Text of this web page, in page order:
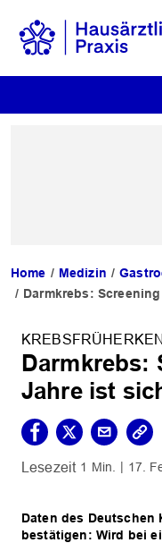
Home Medizin
Darmkrebs:
Darmkrebs:
Jahre ist
1 Min. 17.
Daten des
bestätigen: Wird bei